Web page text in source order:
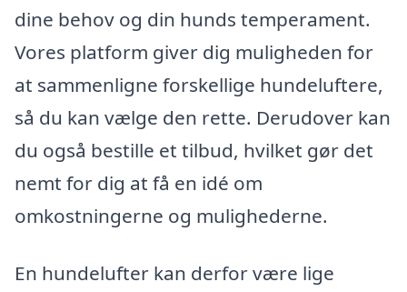
dine behov og din hunds temperament.
Vores platform giver dig muligheden for
at sammenligne forskellige hundeluftere,
så du kan vælge den rette. Derudover kan
du også bestille et tilbud, hvilket gør det
nemt for dig at få en idé om
omkostningerne og mulighederne.
En hundelufter kan derfor være lige